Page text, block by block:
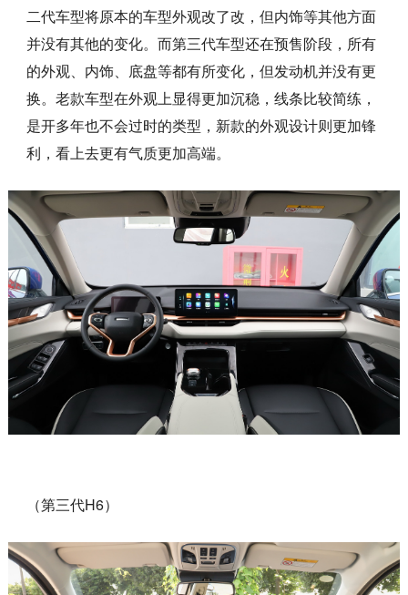
二代车型将原本的车型外观改了改，但内饰等其他方面
并没有其他的变化。而第三代车型还在预售阶段，所有
的外观、内饰、底盘等都有所变化，但发动机并没有更
换。老款车型在外观上显得更加沉稳，线条比较简练，
是开多年也不会过时的类型，新款的外观设计则更加锋
利，看上去更有气质更加高端。
（第三代H6）